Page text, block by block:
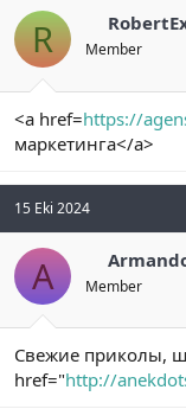
R Member
<a href=https://
маркетинга</a>
15 Eki 2024
A Member
Свежие приколы,
href="http://